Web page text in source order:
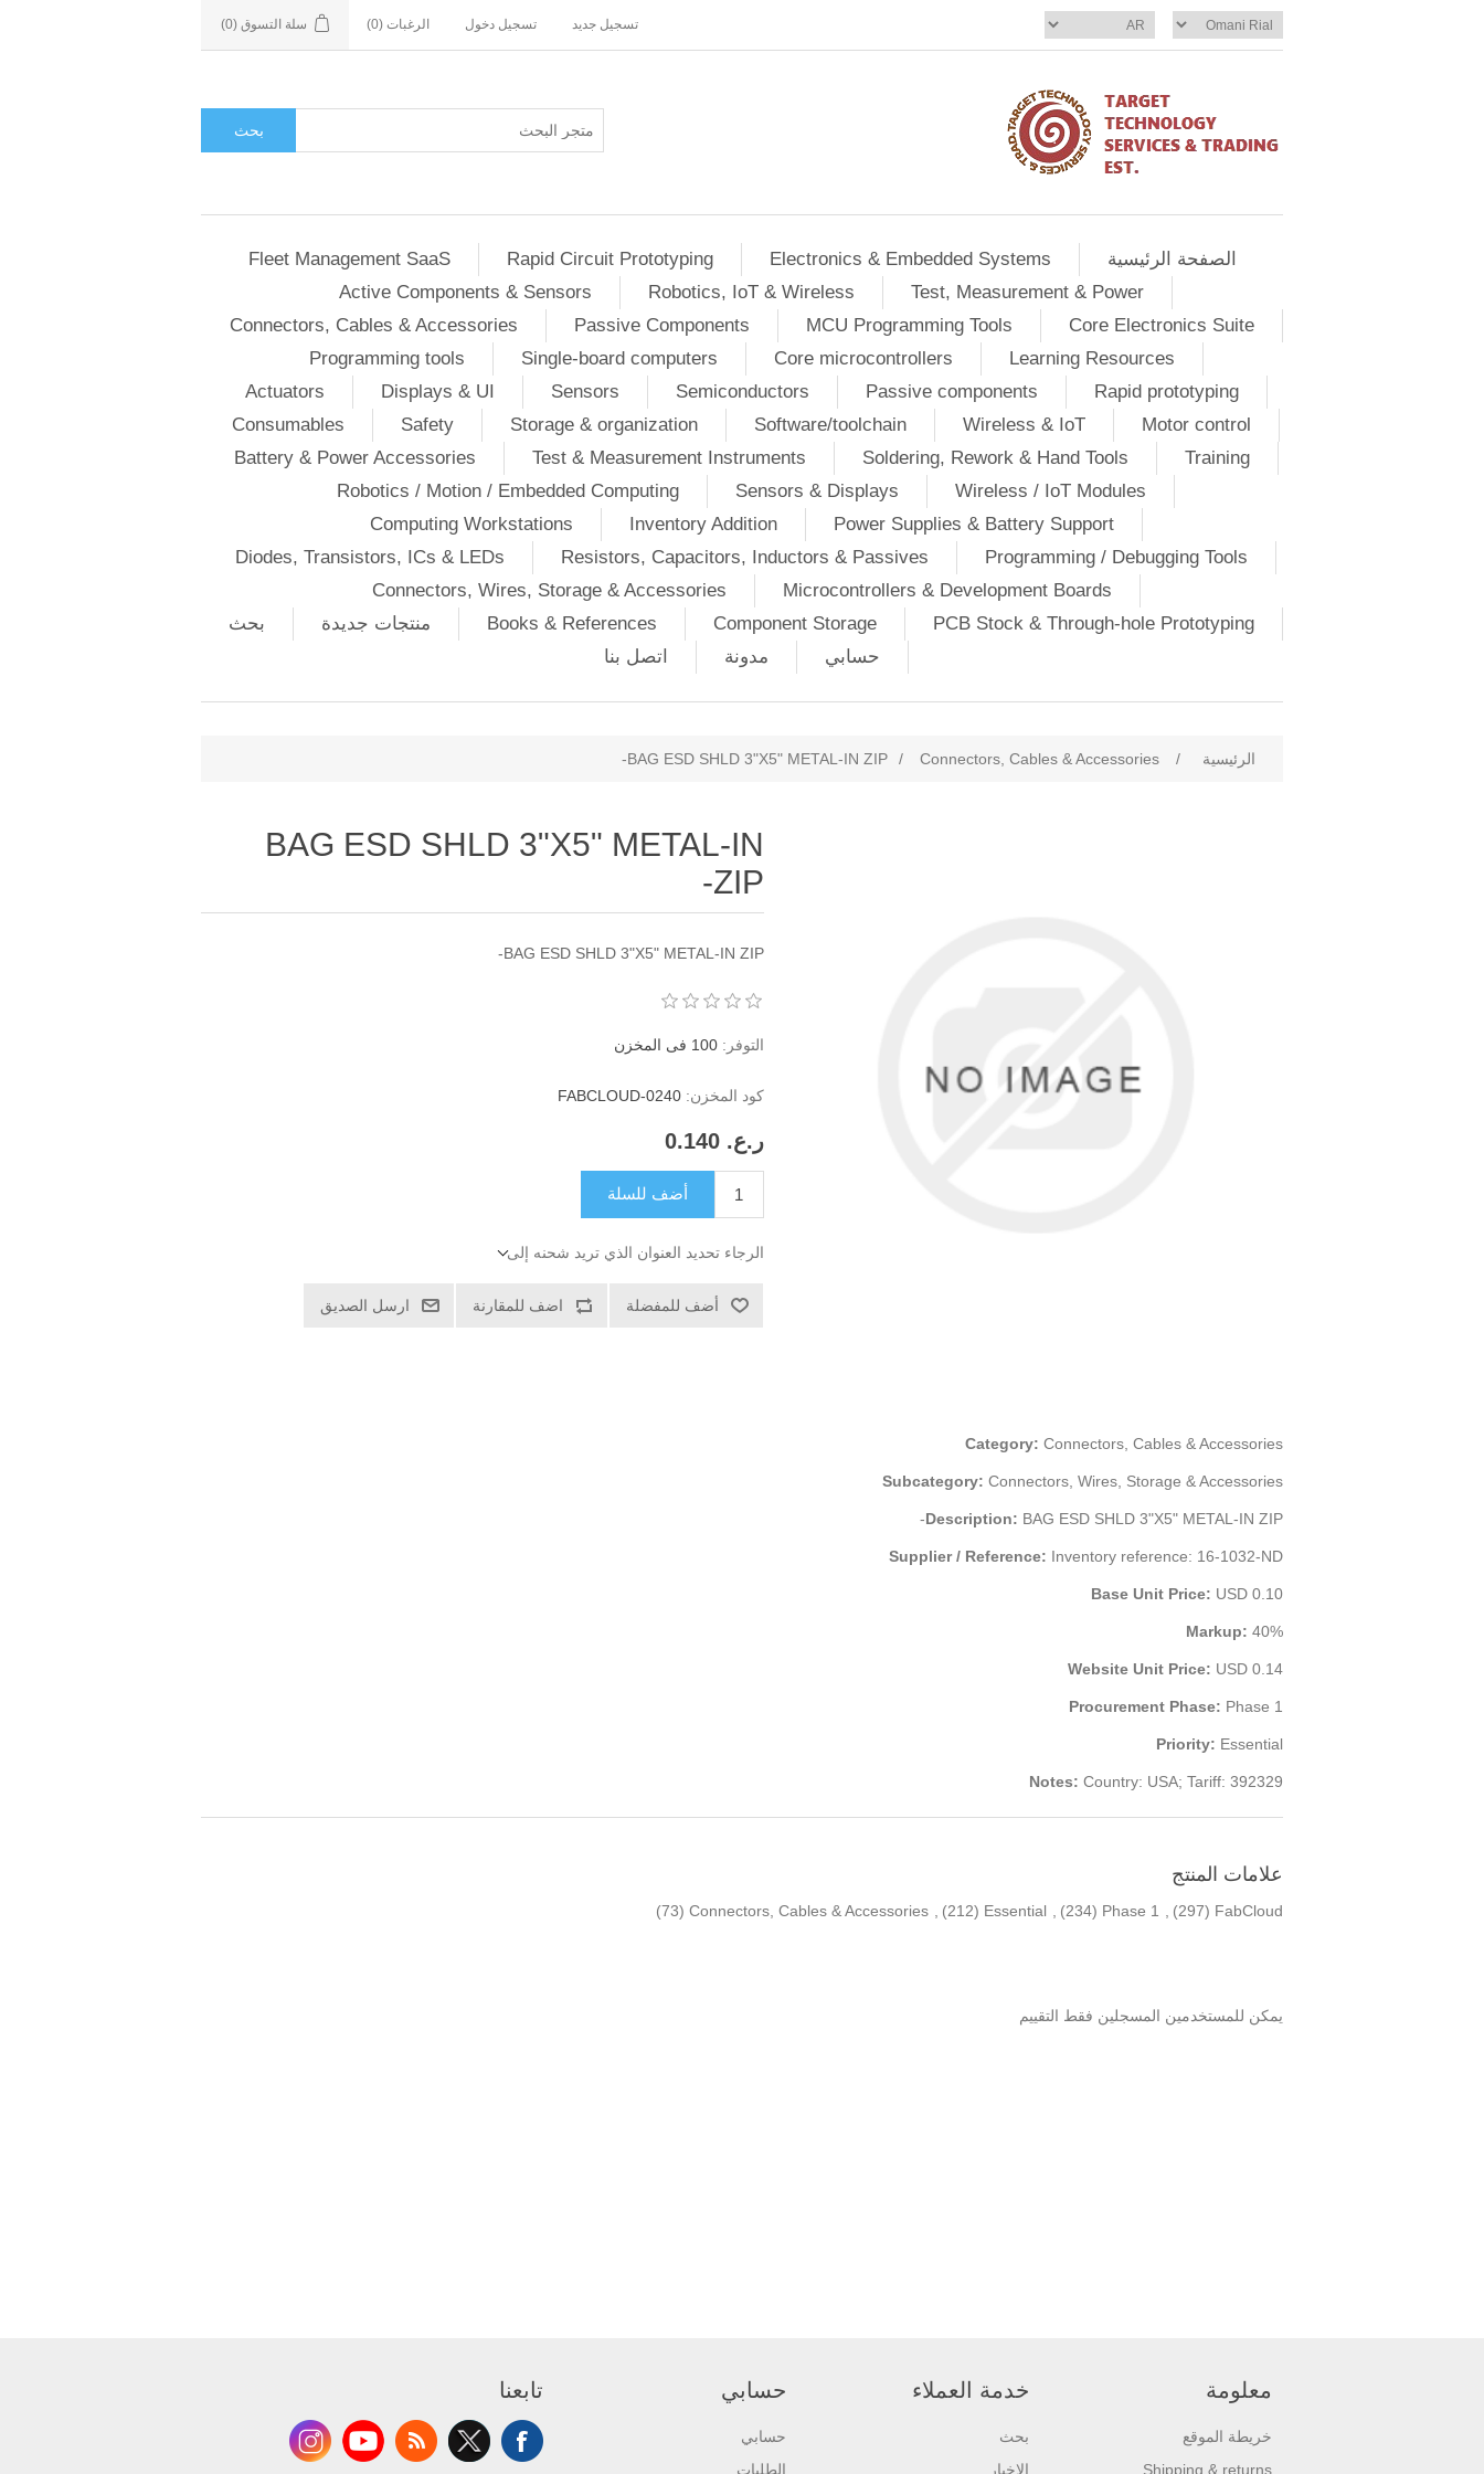
تسجيل جديد تسجيل دخول الرغبات (0) سلة التسوق (0)
بحث
الصفحة الرئيسية Electronics & Embedded Systems
Rapid Circuit Prototyping
Fleet Management SaaS
Test, Measurement & Power
Robotics, IoT & Wireless
Active Components & Sensors
Core Electronics Suite
MCU Programming Tools
Passive Components
Connectors, Cables & Accessories
Learning Resources
Core microcontrollers
Single-board computers
Programming tools
Rapid prototyping
Passive components
Semiconductors
Sensors
Displays & UI
Actuators
Motor control
Wireless & IoT
Software/toolchain
Storage & organization
Safety
Consumables
Training
Soldering, Rework & Hand Tools
Test & Measurement Instruments
Battery & Power Accessories
Wireless / IoT Modules
Sensors & Displays
Robotics / Motion / Embedded Computing
Power Supplies & Battery Support
Inventory Addition
Computing Workstations
Programming / Debugging Tools
Resistors, Capacitors, Inductors & Passives
Diodes, Transistors, ICs & LEDs
Microcontrollers & Development Boards
Connectors, Wires, Storage & Accessories
PCB Stock & Through-hole Prototyping
Component Storage
Books & References منتجات جديدة
بحث
حسابي
مدونة اتصل بنا
الرئيسية /
Connectors, Cables & Accessories
/
BAG ESD SHLD 3"X5" METAL-IN ZIP-
BAG ESD SHLD 3"X5" METAL-IN
ZIP-
BAG ESD SHLD 3"X5" METAL-IN ZIP-
التوفر: 100 فى المخزن
كود المخزن: FABCLOUD-0240
ر.ع.‏‏ 0.140
أضف للسلة
الرجاء تحديد العنوان الذي تريد شحنه إلى
أضف للمفضلة اضف للمقارنة ارسل الصديق
Category: Connectors, Cables & Accessories
Subcategory: Connectors, Wires, Storage & Accessories
Description: BAG ESD SHLD 3"X5" METAL-IN ZIP-
Supplier / Reference: Inventory reference: 16-1032-ND
Base Unit Price: USD 0.10
Markup: 40%
Website Unit Price: USD 0.14
Procurement Phase: Phase 1
Priority: Essential
Notes: Country: USA; Tariff: 392329
علامات المنتج
FabCloud
(297)
Phase 1
(234)
Essential
(212)
Connectors, Cables & Accessories
(73)
يمكن للمستخدمين المسجلين فقط التقييم
معلومة
خريطة الموقع
Shipping & returns
خدمة العملاء
بحث
الاخبار
حسابي
حسابي
الطلبات
تابعنا